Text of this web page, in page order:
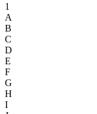
1
A
B
C
D
E
F
G
H
I